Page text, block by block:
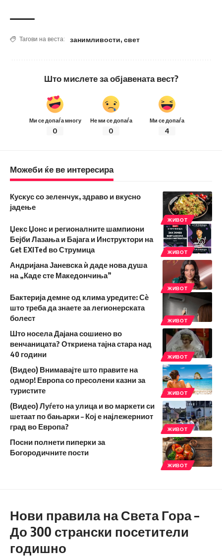
Тагови на веста: занимливости, свет
Што мислете за објавената вест?
Ми се допаѓа многу
0
Не ми се допаѓа
0
Ми се допаѓа
4
Можеби ќе ве интересира
ЖИВОТ
Кускус со зеленчук, здраво и вкусно
јадење
ЖИВОТ
Џекс Џонс и регионалните шампиони
Бејби Лазања и Бајага и Инструктори на
Get EXITed во Струмица
ЖИВОТ
Андријана Јаневска ѝ даде нова душа
на „Каде сте Македончиња”
ЖИВОТ
Бактерија демне од клима уредите: Сѐ
што треба да знаете за легионерската
болест
ЖИВОТ
Што носела Дајана сошиено во
венчаницата? Откриена тајна стара над
40 години
ЖИВОТ
(Видео) Внимавајте што правите на
одмор! Европа со пресолени казни за
туристите
ЖИВОТ
(Видео) Луѓето на улица и во маркети си
шетаат по бањарки – Кој е најлежерниот
град во Европа?
ЖИВОТ
Посни полнети пиперки за
Богородичните пости
Нови правила на Света Гора –
До 300 странски посетители
годишно